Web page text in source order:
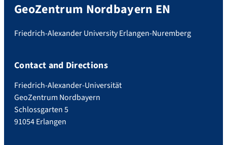
GeoZentrum Nordbayern EN
Friedrich-Alexander University Erlangen-Nuremberg
Contact and Directions
Friedrich-Alexander-Universität
GeoZentrum Nordbayern
Schlossgarten 5
91054 Erlangen